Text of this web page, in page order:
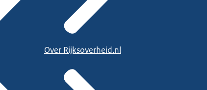
Over Rijksoverheid.nl